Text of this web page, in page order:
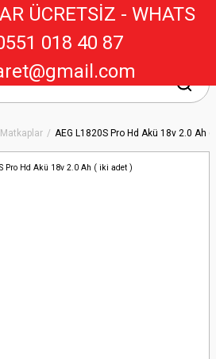
Matkaplar AEG L1820S Pro Hd Akü 18v 2.0 Ah (
ÜCRETSİZ - WHATS
018 40 87